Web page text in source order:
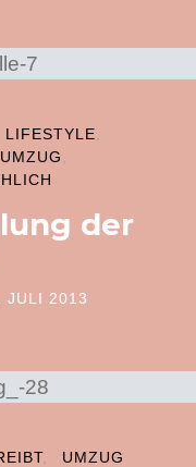
LIFESTYLE
UMZUG
der
ON
JULI 2013
UMZUG